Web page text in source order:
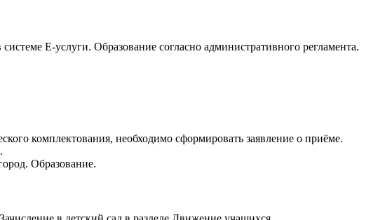
Е-услуги. Образование согласно административного регламента.
комплектования, необходимо сформировать заявление о приёме.
Образование.